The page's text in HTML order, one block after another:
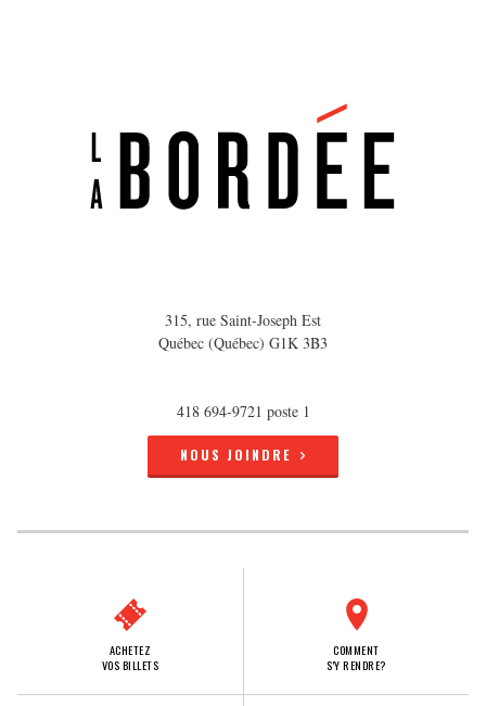
315, rue Saint-Joseph Est
Québec (Québec) G1K 3B3
418 694-9721 poste 1
NOUS JOINDRE
ACHETEZ
VOS BILLETS
COMMENT
S'Y RENDRE?